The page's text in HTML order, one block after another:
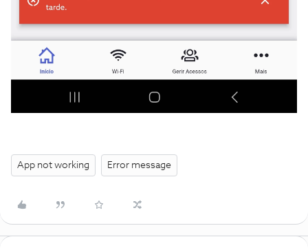
App not working Error message